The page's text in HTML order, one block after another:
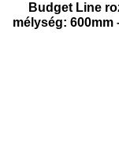
Budget Line
mélység: 600mm